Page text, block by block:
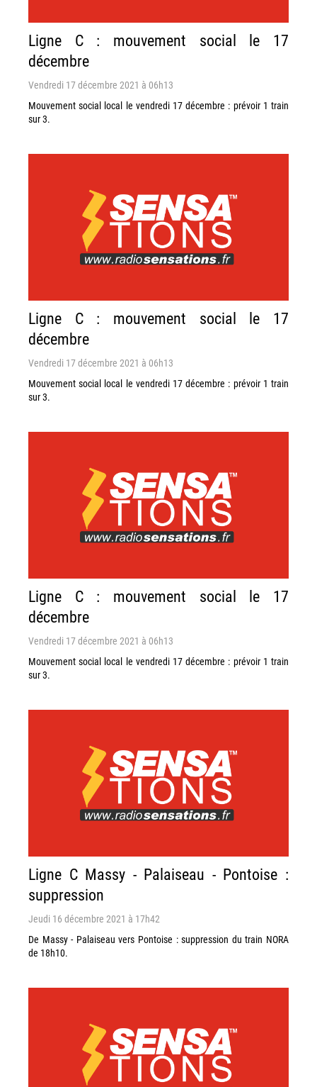
Ligne C : mouvement social le 17
décembre
Vendredi 17 décembre 2021 à 06h13
Mouvement social local le vendredi 17 décembre : prévoir 1 train
sur 3.
Ligne C : mouvement social le 17
décembre
Vendredi 17 décembre 2021 à 06h13
Mouvement social local le vendredi 17 décembre : prévoir 1 train
sur 3.
Ligne C : mouvement social le 17
décembre
Vendredi 17 décembre 2021 à 06h13
Mouvement social local le vendredi 17 décembre : prévoir 1 train
sur 3.
Ligne C Massy - Palaiseau - Pontoise :
suppression
Jeudi 16 décembre 2021 à 17h42
De Massy - Palaiseau vers Pontoise : suppression du train NORA
de 18h10.